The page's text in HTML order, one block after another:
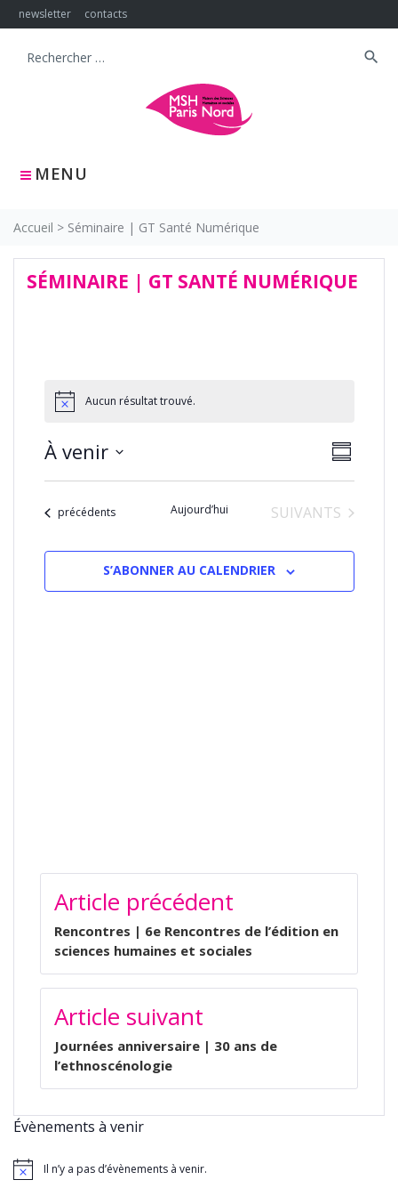
Skip
to
newsletter contacts
MENU
Search
search
Accueil > Séminaire | GT Santé Numérique
SÉMINAIRE | GT SANTÉ NUMÉRIQUE
Aucun résultat trouvé.
PAR
de
vues
RÉSUMÉ
À venir
dateÉvènements
précédents Aujourd’hui ÉVÈNEMENTS
SUIVANTS
S’ABONNER AU CALENDRIER
NAVIGATION
DE
L’ARTICLE
Article précédent
Rencontres | 6e Rencontres de l’édition en
sciences humaines et sociales
Article suivant
Journées anniversaire | 30 ans de
l’ethnoscénologie
Évènements à venir
Il n’y a pas d’évènements à venir.